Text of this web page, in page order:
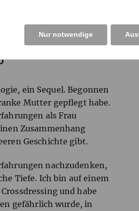
ein Sequel. Begonnen
Mutter gepflegt habe.
als Frau
Zusammenhang
Geschichte gibt.
nachzudenken,
Tiefe. Ich bin auf einem
und habe
gefährlich wurde, in
Nur notwendige